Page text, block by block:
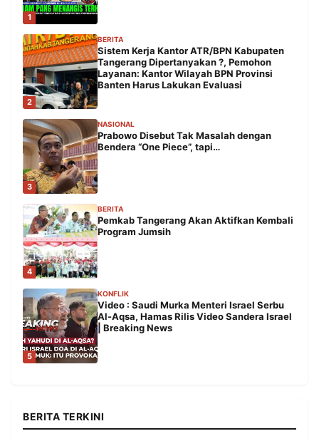
1
2
BERITA
Sistem Kerja Kantor ATR/BPN Kabupaten
Tangerang Dipertanyakan ?, Pemohon
Layanan: Kantor Wilayah BPN Provinsi
Banten Harus Lakukan Evaluasi
3
NASIONAL
Prabowo Disebut Tak Masalah dengan
Bendera “One Piece”, tapi…
4
BERITA
Pemkab Tangerang Akan Aktifkan Kembali
Program Jumsih
5
KONFLIK
Video : Saudi Murka Menteri Israel Serbu
Al-Aqsa, Hamas Rilis Video Sandera Israel
| Breaking News
BERITA TERKINI